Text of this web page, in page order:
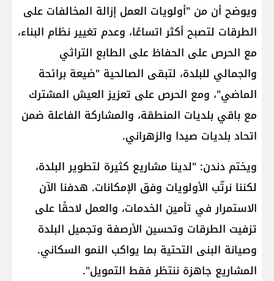
ويوضح أن من "أولويات العمل إزالة المخالفات على
الطرقات لتصبح أكثر اتساعًا، وعدم تغيير نظام البناء،
مع الحرص على الحفاظ على الطابع التراثي
والجمالي للبلدة، لتبقى الصالحية "ضيعة برائحة
الماضي"، ومع الحرص على تعزيز العيش المشترك
مع باقي بلديات المنطقة، والمشاركة الفاعلة ضمن
اتحاد بلديات صيدا والزهراني.
ويختم دندن: "لدينا مشاريع كثيرة لتطوير البلدة،
لكننا نرتّب الأولويات وفق الإمكانات. هدفنا الآن
الاستمرار في تأمين الخدمات، والعمل لاحقًا على
تزفيت الطرقات وتحسين الأرصفة وتجميل البلدة
وصيانة البنى التحتية بما يواكب النمو السكاني.
المشاريع جاهزة ننتظر فقط التمويل".